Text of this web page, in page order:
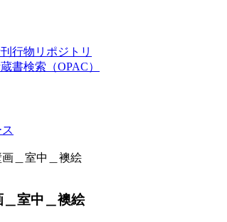
行物リポジトリ
書検索（OPAC）
画＿室中＿襖絵
＿室中＿襖絵